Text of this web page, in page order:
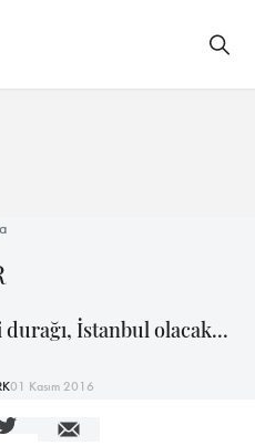
İstanbul olacak...
01 Kasım 2016